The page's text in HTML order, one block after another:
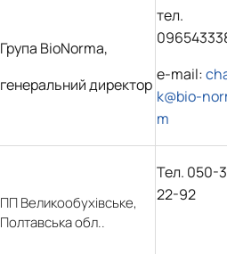
Група BioNorma,
генеральний директор
тел.
e-mail:
k@bio-
m
ПП Великообухівське,
Полтавська обл..
Тел. 050-
22-92